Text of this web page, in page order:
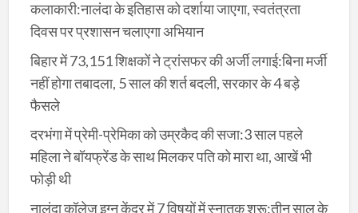
कलाकारी:नालंदा के इतिहास को दर्शाया जाएगा, स्वतंत्रता
दिवस पर प्रशासन चलाएगा अभियान
बिहार में 73,151 शिक्षकों ने ट्रांसफर की अर्जी लगाई:बिना मर्जी
नहीं होगा तबादला, 5 साल की शर्त बदली, सरकार के 4 बड़े
फैसले
दरभंगा में प्रेमी-प्रेमिका को उम्रकैद की सजा:3 साल पहले
महिला ने बॉयफ्रेंड के साथ मिलकर पति को मारा था, आखें भी
फोड़ी थी
नालंदा कॉलेज इग्नू केंद्र में 7 विषयों में स्नातक शुरू:तीन साल के